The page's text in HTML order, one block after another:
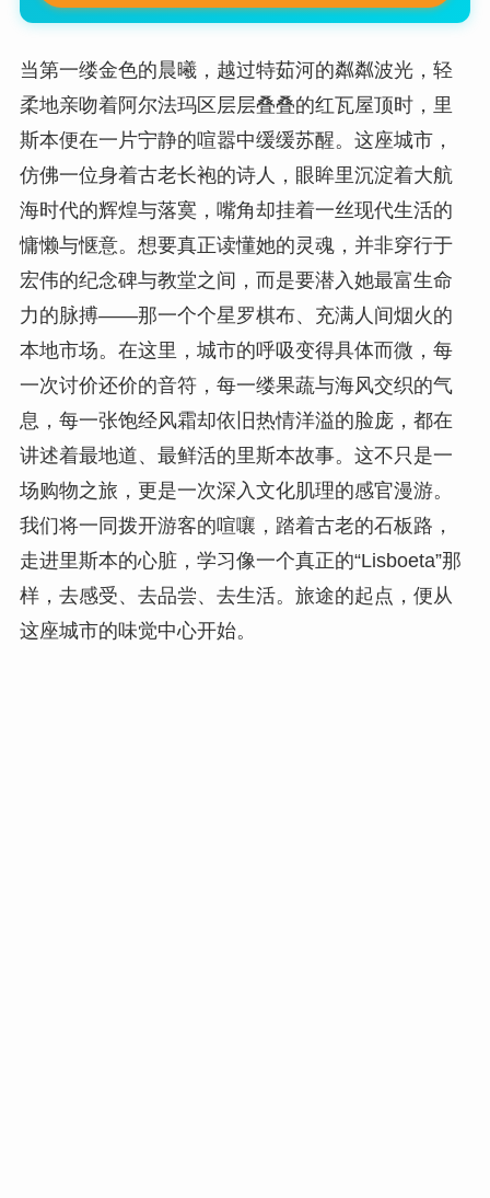
当第一缕金色的晨曦，越过特茹河的粼粼波光，轻
柔地亲吻着阿尔法玛区层层叠叠的红瓦屋顶时，里
斯本便在一片宁静的喧嚣中缓缓苏醒。这座城市，
仿佛一位身着古老长袍的诗人，眼眸里沉淀着大航
海时代的辉煌与落寞，嘴角却挂着一丝现代生活的
慵懒与惬意。想要真正读懂她的灵魂，并非穿行于
宏伟的纪念碑与教堂之间，而是要潜入她最富生命
力的脉搏——那一个个星罗棋布、充满人间烟火的
本地市场。在这里，城市的呼吸变得具体而微，每
一次讨价还价的音符，每一缕果蔬与海风交织的气
息，每一张饱经风霜却依旧热情洋溢的脸庞，都在
讲述着最地道、最鲜活的里斯本故事。这不只是一
场购物之旅，更是一次深入文化肌理的感官漫游。
我们将一同拨开游客的喧嚷，踏着古老的石板路，
走进里斯本的心脏，学习像一个真正的“Lisboeta”那
样，去感受、去品尝、去生活。旅途的起点，便从
这座城市的味觉中心开始。